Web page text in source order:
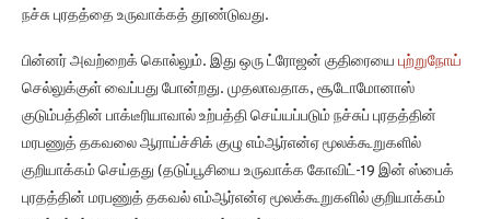
நச்சு புரதத்தை உருவாக்கத் தூண்டுவது.
பின்னர் அவற்றைக் கொல்லும். இது ஒரு ட்ரோஜன் குதிரையை புற்றுநோய்
செல்லுக்குள் வைப்பது போன்றது. முதலாவதாக, சூடோமோனாஸ்
குடும்பத்தின் பாக்டீரியாவால் உற்பத்தி செய்யப்படும் நச்சுப் புரதத்தின்
மரபணுத் தகவலை ஆராய்ச்சிக் குழு எம்ஆர்என்ஏ மூலக்கூறுகளில்
குறியாக்கம் செய்தது (தடுப்பூசியை உருவாக்க கோவிட்-19 இன் ஸ்பைக்
புரதத்தின் மரபணுத் தகவல் எம்ஆர்என்ஏ மூலக்கூறுகளில் குறியாக்கம்